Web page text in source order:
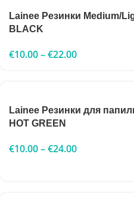
Lainee Резинки Medium/
BLACK
€10.00–€22.00
Lainee Резинки для
HOT GREEN
€10.00–€24.00